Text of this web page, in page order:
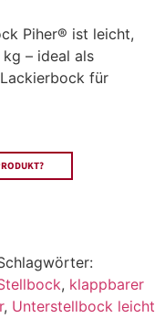
Piher® ist leicht,
– ideal als
für
, klappbarer
, Unterstellbock leicht